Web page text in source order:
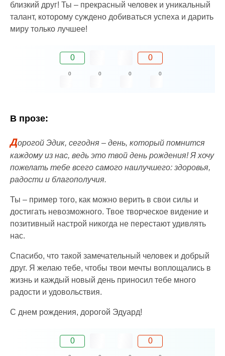
близкий друг! Ты – прекрасный человек и уникальный
талант, которому суждено добиваться успеха и дарить
миру только лучшее!
0 0
0 0 0 0
В прозе:
Дорогой Эдик, сегодня – день, который помнится
каждому из нас, ведь это твой день рождения! Я хочу
пожелать тебе всего самого наилучшего: здоровья,
радости и благополучия.
Ты – пример того, как можно верить в свои силы и
достигать невозможного. Твое творческое видение и
позитивный настрой никогда не перестают удивлять
нас.
Спасибо, что такой замечательный человек и добрый
друг. Я желаю тебе, чтобы твои мечты воплощались в
жизнь и каждый новый день приносил тебе много
радости и удовольствия.
С днем рождения, дорогой Эдуард!
0 0